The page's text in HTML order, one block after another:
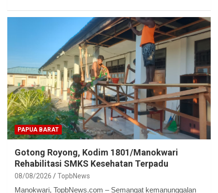
PAPUA BARAT
Gotong Royong, Kodim 1801/Manokwari
Rehabilitasi SMKS Kesehatan Terpadu
08/08/2026 TopbNews
Manokwari, TopbNews.com – Semangat kemanunggalan